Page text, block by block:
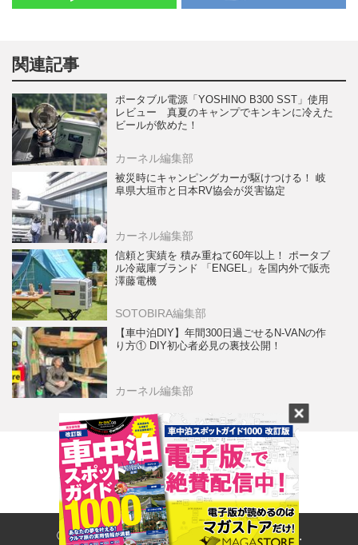
関連記事
ポータブル電源「YOSHINO B300 SST」使用
レビュー 真夏のキャンプでキンキンに冷えた
ビールが飲めた！
カーネル編集部
被災時にキャンピングカーが駆けつける！ 岐
阜県大垣市と日本RV協会が災害協定
カーネル編集部
信頼と実績を 積み重ねて60年以上！ ポータブ
ル冷蔵庫ブランド 「ENGEL」を国内外で販売
澤藤電機
SOTOBIRA編集部
【車中泊DIY】年間300日過ごせるN-VANの作
り方① DIY初心者必見の裏技公開！
カーネル編集部
© 2017- CARNERU Inc. All rights reserved.